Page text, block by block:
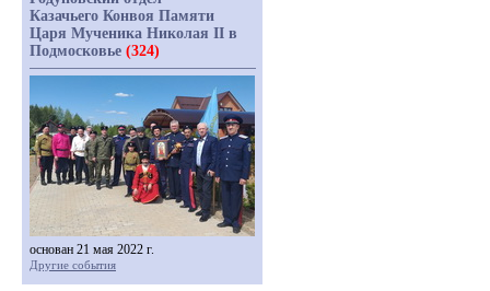
Казачьего Конвоя Памяти
Царя Мученика Николая II в
Подмосковье (324)
основан 21 мая 2022 г.
Другие события